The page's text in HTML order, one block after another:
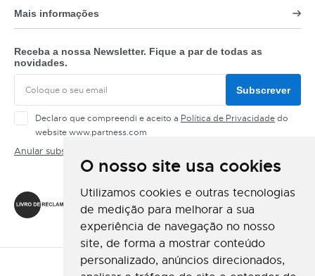
O nosso site usa cookies
Utilizamos cookies e outras tecnologias
de medição para melhorar a sua
experiência de navegação no nosso
site, de forma a mostrar conteúdo
personalizado, anúncios direcionados,
Mais informações
Receba a nossa Newsletter. Fique a par de todas as
novidades.
Subscrever
Declaro que compreendi e aceito a Política de Privacidadedo
website www.partness.com
Anular subscrição
Método de Pagamento